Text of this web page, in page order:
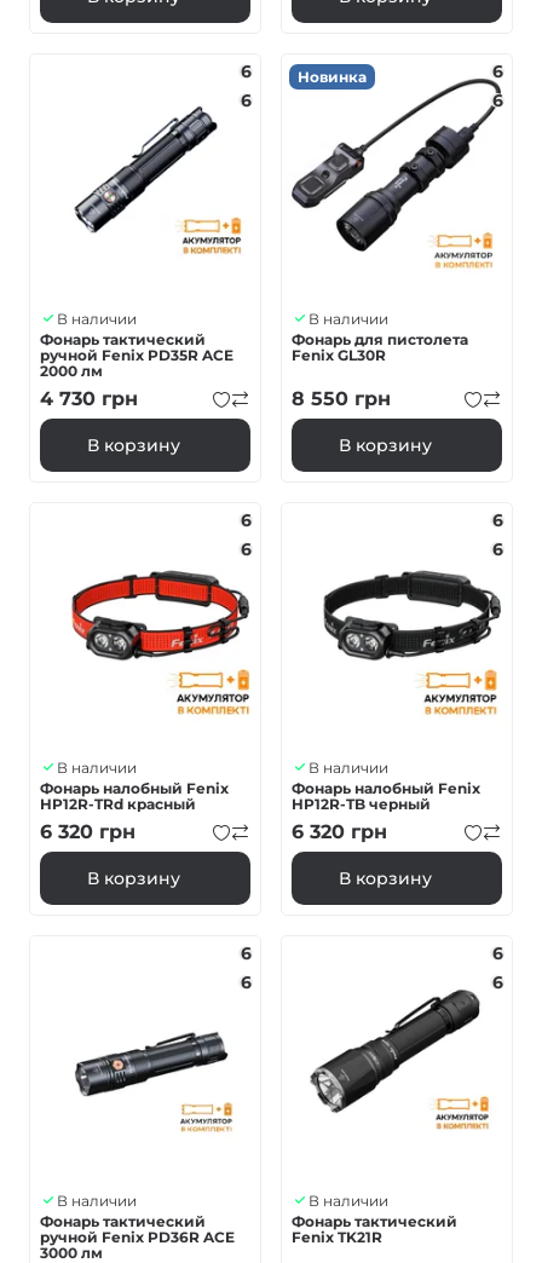
6
6
В наличии
Фонарь тактический
ручной Fenix PD35R ACE
2000 лм
4 730 грн
В корзину
Новинка
6
6
В наличии
Фонарь для пистолета
Fenix GL30R
8 550 грн
В корзину
6
6
В наличии
Фонарь налобный Fenix
HP12R-TRd красный
6 320 грн
В корзину
6
6
В наличии
Фонарь налобный Fenix
HP12R-TB черный
6 320 грн
В корзину
6
6
В наличии
Фонарь тактический
ручной Fenix PD36R ACE
3000 лм
6
6
В наличии
Фонарь тактический
Fenix TK21R